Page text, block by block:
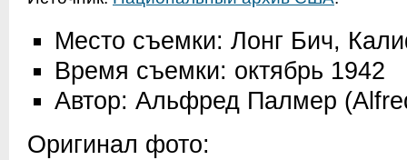
Место съемки: Лонг Бич,
Время съемки: октябрь 1942
Автор: Альфред Палмер
Оригинал фото: